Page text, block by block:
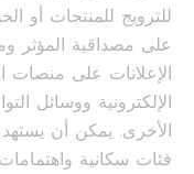
للترويج للمنتجات أو
على مصداقية المؤثر
الإعلانات على منصات
الإلكترونية ووسائل
الأخرى. يمكن أن
فئات سكانية